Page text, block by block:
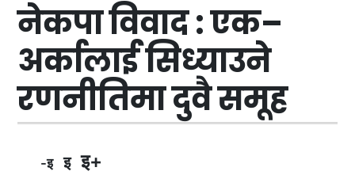
नेकपा विवाद : एक–
अर्कालाई सिध्याउने
रणनीतिमा दुवै समूह
-इ इ इ+